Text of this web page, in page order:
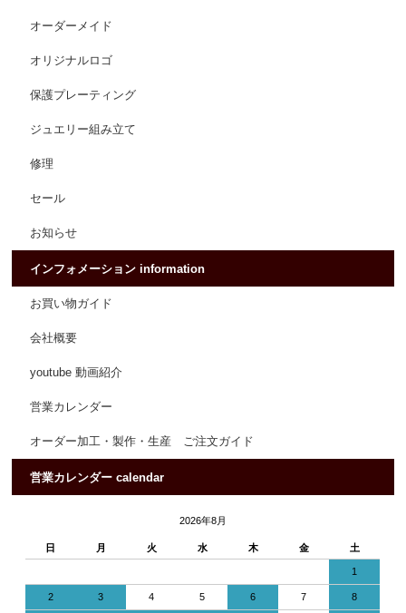
オーダーメイド
オリジナルロゴ
保護プレーティング
ジュエリー組み立て
修理
セール
お知らせ
インフォメーション information
お買い物ガイド
会社概要
youtube 動画紹介
営業カレンダー
オーダー加工・製作・生産 ご注文ガイド
営業カレンダー calendar
2026年8月
日 月 火 水 木 金 土
1
2 3 4 5 6 7 8